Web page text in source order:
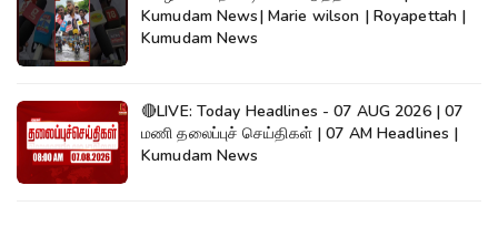
Kumudam News| Marie wilson | Royapettah |
Kumudam News
🔴LIVE: Today Headlines - 07 AUG 2026 | 07
மணி தலைப்புச் செய்திகள் | 07 AM Headlines |
Kumudam News